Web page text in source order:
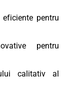
pentru
pentru
calitativ al